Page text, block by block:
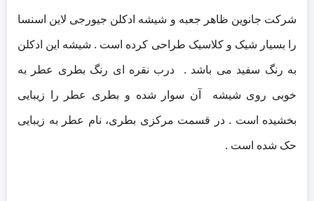
شرکت جانوین ظاهر جعبه و شیشه ادکلن جیورجی لاین اسنسا
را بسیار شیک و کلاسیک طراحی کرده است . شیشه این ادکلن
به رنگ سفید می باشد . درب نقره ای رنگ بطری عطر به‌
خوبی روی شیشه آن سوار شده و بطری عطر را زیبایی
بخشیده است . در قسمت مرکزی بطری، نام عطر به زیبایی
حک شده است .